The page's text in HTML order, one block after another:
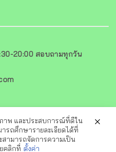
20:00 สอบถามทุกวัน
าพ และประสบการณ์ที่ดีใน
รถศึกษารายละเอียดได้ที่
สามารถจัดการความเป็น
คลิกที่ ตั้งค่า